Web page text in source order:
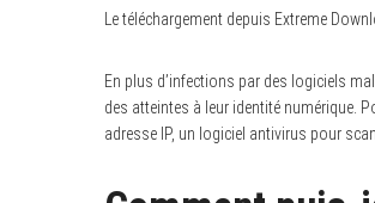
Le téléchargement depuis Extreme
En plus d’infections par des logiciels
des atteintes à leur identité numérique.
adresse IP, un logiciel antivirus pour